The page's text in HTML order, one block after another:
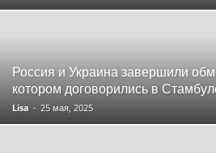
Россия и Украина завершили
котором договорились в
Lisa - 25 мая, 2025